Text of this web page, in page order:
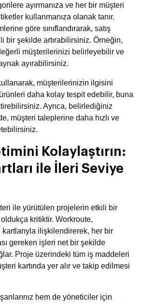
ayırmanıza ve her bir müşteri
kullanmanıza olanak tanır.
göre sınıflandırarak, satış
bir şekilde artırabilirsiniz. Örneğin,
müşterilerinizi belirleyebilir ve
ayırabilirsiniz.
müşterilerinizin ilgisini
daha kolay tespit edebilir, buna
Ayrıca, belirlediğiniz
müşteri taleplerine daha hızlı ve
Kolaylaştırın:
ile İleri Seviye
ile yürütülen projelerin etkili bir
kritiktir. Workroute,
ilişkilendirerek, her bir
gereken işleri net bir şekilde
Proje üzerindeki tüm iş maddeleri
kartında yer alır ve takip edilmesi
hem de yöneticiler için